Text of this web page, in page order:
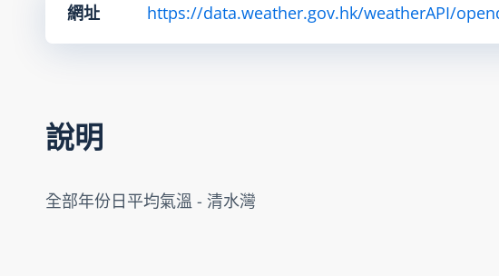
網址 https://data.weather.gov.hk/weatherAPI/
說明
全部年份日平均氣溫 - 清水灣